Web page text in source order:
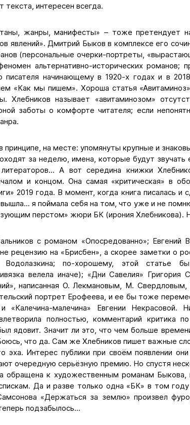
текста, интересен всегда.
жанры, манифесты» – тоже претендует
явлений». Дмитрий Быков в комплексе его
(персональные очерки-портреты,
альтернативно-исторических романов;
писателя начинающему в 1920-х годах и в
«Как мы пишем». Хороша статья
Хлебников называет «авитаминозом»
заботы о комфорте читателя; если
принципе, на месте: упомянуты крупные и
за неделю, имена, которые будут
А вот середина книжки
и концом. Она самая «критическая» в
2019 года. В момент, когда книга писалась и
я поймала себя на том, что уже и не
перстом» жюри БК (ирония Хлебникова).
с романом «Опосредованно»; Евгений
рецензию на «Брисбен», а скорее заметки о
Водолазкина; по-хорошему, этой статье
велела иначе); «Дни Савелия» Григория
написанная О. Лекмановым, М.
портрет Ерофеева, и ее бы тоже
«Калечина-малечина» Евгении Некрасовой.
полностью, комментарий критика
ядовит. Значит ли это, что чем больше
что да. Сам же Хлебников пишет важные
эха. Интерес публики при своём появлении
очередную серьёзную премию. Но спустя
обращена к художественным романам
Да и разве только одна «БК» в том году
«Держаться за землю» произвел
подзабылось...